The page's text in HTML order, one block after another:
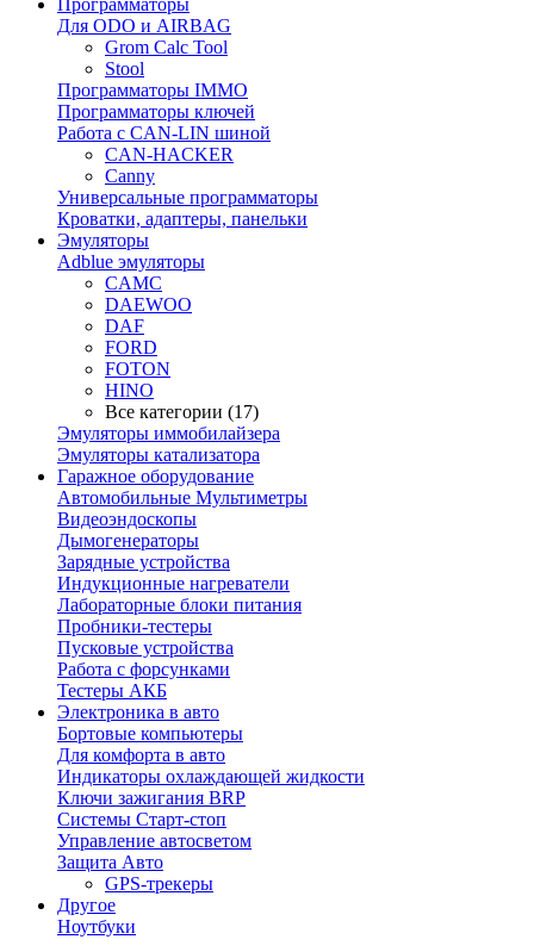
Программаторы
Для ODO и AIRBAG
Grom Calc Tool
Stool
Программаторы IMMO
Программаторы ключей
Работа с CAN-LIN шиной
CAN-HACKER
Canny
Универсальные программаторы
Кроватки, адаптеры, панельки
Эмуляторы
Adblue эмуляторы
CAMC
DAEWOO
DAF
FORD
FOTON
HINO
Все категории (17)
Эмуляторы иммобилайзера
Эмуляторы катализатора
Гаражное оборудование
Автомобильные Мультиметры
Видеоэндоскопы
Дымогенераторы
Зарядные устройства
Индукционные нагреватели
Лабораторные блоки питания
Пробники-тестеры
Пусковые устройства
Работа с форсунками
Тестеры АКБ
Электроника в авто
Бортовые компьютеры
Для комфорта в авто
Индикаторы охлаждающей жидкости
Ключи зажигания BRP
Системы Старт-стоп
Управление автосветом
Защита Авто
GPS-трекеры
Другое
Ноутбуки